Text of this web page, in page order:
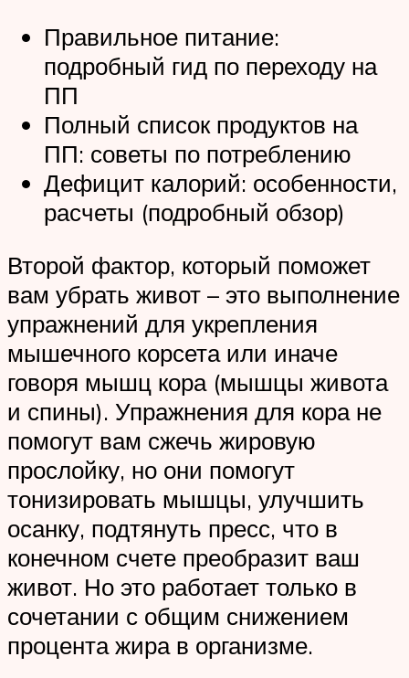
Правильное питание:
подробный гид по переходу на
ПП
Полный список продуктов на
ПП: советы по потреблению
Дефицит калорий: особенности,
расчеты (подробный обзор)
Второй фактор, который поможет
вам убрать живот – это выполнение
упражнений для укрепления
мышечного корсета или иначе
говоря мышц кора (мышцы живота
и спины). Упражнения для кора не
помогут вам сжечь жировую
прослойку, но они помогут
тонизировать мышцы, улучшить
осанку, подтянуть пресс, что в
конечном счете преобразит ваш
живот. Но это работает только в
сочетании с общим снижением
процента жира в организме.